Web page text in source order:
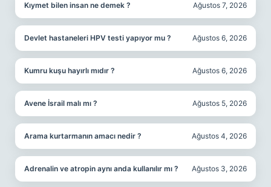
Kıymet bilen insan ne demek ? Ağustos 7, 2026
Devlet hastaneleri HPV testi yapıyor mu ? Ağustos 6, 2026
Kumru kuşu hayırlı mıdır ? Ağustos 6, 2026
Avene İsrail malı mı ? Ağustos 5, 2026
Arama kurtarmanın amacı nedir ? Ağustos 4, 2026
Adrenalin ve atropin aynı anda kullanılır mı ? Ağustos 3, 2026